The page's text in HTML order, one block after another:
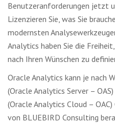
Benutzeranforderungen jetzt
Lizenzieren Sie, was Sie
modernsten
Analytics haben Sie die
nach Ihren Wünschen zu
Oracle Analytics kann je nach
(Oracle Analytics Server –
(Oracle Analytics Cloud –
von BLUEBIRD Consulting